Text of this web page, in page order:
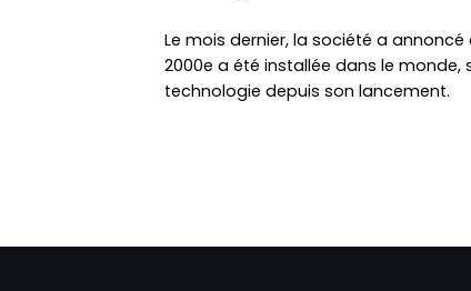
Le mois dernier, la société a
2000e a été installée dans le
technologie depuis son lancement.